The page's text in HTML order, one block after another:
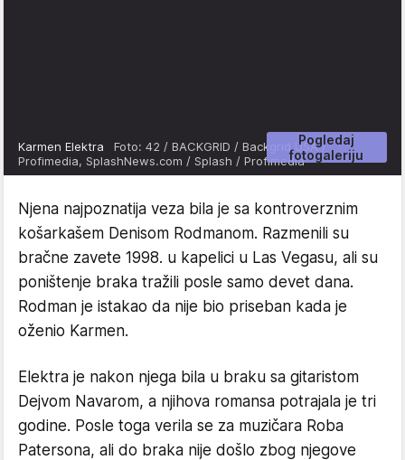
Pogledaj
fotogaleriju
Karmen Elektra Foto: 42 / BACKGRID / Backgrid USA /
Profimedia, SplashNews.com / Splash / Profimedia
Njena najpoznatija veza bila je sa kontroverznim
košarkašem Denisom Rodmanom. Razmenili su
bračne zavete 1998. u kapelici u Las Vegasu, ali su
poništenje braka tražili posle samo devet dana.
Rodman je istakao da nije bio priseban kada je
oženio Karmen.
Elektra je nakon njega bila u braku sa gitaristom
Dejvom Navarom, a njihova romansa potrajala je tri
godine. Posle toga verila se za muzičara Roba
Patersona, ali do braka nije došlo zbog njegove